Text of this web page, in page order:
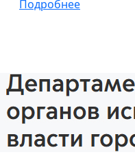
Подробнее